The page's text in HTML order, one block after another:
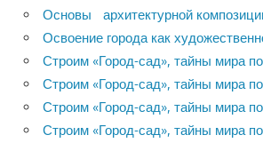
Основы архитектурной
Освоение города как
Строим «Город-сад», тайны мира
Строим «Город-сад», тайны мира
Строим «Город-сад», тайны мира
Строим «Город-сад», тайны мира